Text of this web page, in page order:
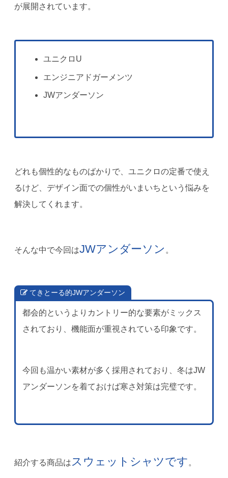
が展開されています。
ユニクロU
エンジニアドガーメンツ
JWアンダーソン
どれも個性的なものばかりで、ユニクロの定番で使え
るけど、デザイン面での個性がいまいちという悩みを
解決してくれます。
そんな中で今回はJWアンダーソン 。
てきとーる的JWアンダーソン
都会的というよりカントリー的な要素がミックス
されており、機能面が重視されている印象です。
今回も温かい素材が多く採用されており、冬はJW
アンダーソンを着ておけば寒さ対策は完璧です。
紹介する商品は スウェットシャツです 。